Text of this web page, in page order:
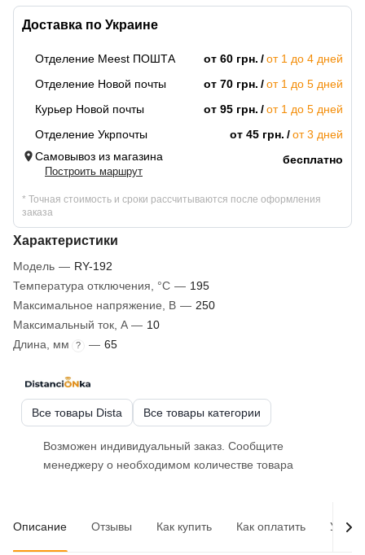
Доставка по Украине
Отделение Meest ПОШТА от 60 грн.
от 1 до 4 дней
Отделение Новой почты
от 70 грн.
от 1 до 5 дней
Курьер Новой почты
от 95 грн.
от 1 до 5 дней
Отделение Укрпочты
от 45 грн.
от 3 дней
Самовывоз из магазина
Построить маршрут
бесплатно
* Точная стоимость и сроки рассчитываются после оформления
заказа
Характеристики
Модель — RY-192
Температура отключения, °C — 195
Максимальное напряжение, В — 250
Максимальный ток, A — 10
Длина, мм
? — 65
Все товары Dista Все товары категории
Возможен индивидуальный заказ. Сообщите
менеджеру о необходимом количестве товара
Описание Отзывы Как купить Как оплатить